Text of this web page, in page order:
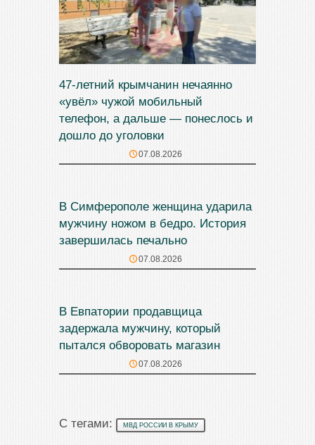
47‑летний крымчанин нечаянно
«увёл» чужой мобильный
телефон, а дальше — понеслось и
дошло до уголовки
07.08.2026
В Симферополе женщина ударила
мужчину ножом в бедро. История
завершилась печально
07.08.2026
В Евпатории продавщица
задержала мужчину, который
пытался обворовать магазин
07.08.2026
С тегами: МВД РОССИИ В КРЫМУ